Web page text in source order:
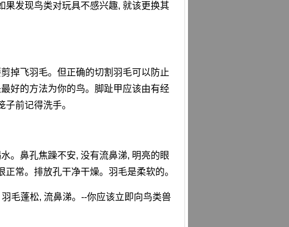
果发现鸟类对玩具不感兴趣, 就该更换其
掉飞羽毛。但正确的切割羽毛可以防止
好的方法为你的鸟。脚趾甲应该由有经
前记得洗手。
。鼻孔焦躁不安, 没有流鼻涕, 明亮的眼
常。排放孔干净干燥。羽毛是柔软的。
毛蓬松, 流鼻涕。--你应该立即向鸟类兽